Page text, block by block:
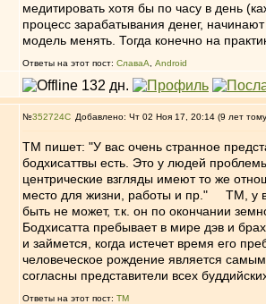
медитировать хотя бы по часу в день
процесс зарабатывания денег,
модель менять. Тогда конечно на
Ответы на этот пост: СлаваА Android
№352724 Добавлено: Чт 02 Ноя 17, 20:14 (9 лет
TM пишет: "У вас очень странное
бодхисаттвы есть. Это у людей
центрические взгляды имеют то же
место для жизни, работы и пр." ТМ, у
быть не может, т.к. он по окончании
Бодхисатта пребывает в мире дэв и
и займется, когда истечет время его
человеческое рождение является
согласны представители всех
Ответы на этот пост: ТМ